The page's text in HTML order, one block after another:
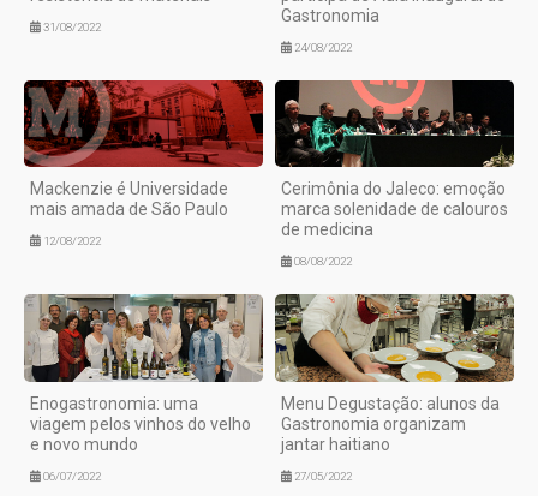
31/08/2022
Gastronomia
24/08/2022
Mackenzie é Universidade
mais amada de São Paulo
12/08/2022
Cerimônia do Jaleco: emoção
marca solenidade de calouros
de medicina
08/08/2022
Enogastronomia: uma
viagem pelos vinhos do velho
e novo mundo
06/07/2022
Menu Degustação: alunos da
Gastronomia organizam
jantar haitiano
27/05/2022